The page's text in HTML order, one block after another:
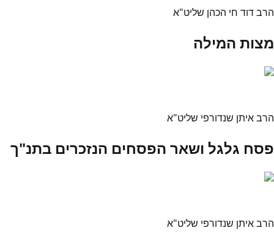
הרב דוד חי הכהן שליט"א
מצות המילה
הרב איתן שנדורפי שליט"א
פסח גלגל ושאר הפסחים הנזכרים בתנ"ך
הרב איתן שנדורפי שליט"א